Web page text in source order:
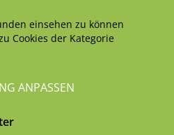
einsehen zu können
Cookies der Kategorie
ANPASSEN